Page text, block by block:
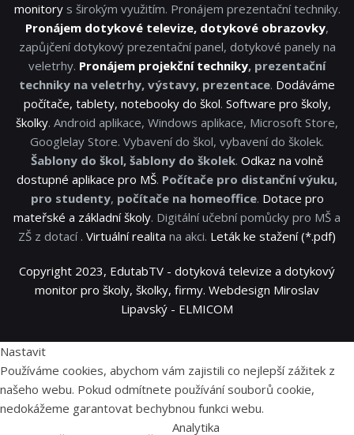
monitorys širokým využitím. Pronájem prezentační techniky.
Pronájem dotykové televize, dotykové obrazovky,
zapůjčení dotykový prezentační panel, dotykové panely na
veletrhy. Pronájem projekční techniky, prezentační
techniky na veletrhy, výstavy, prezentace. Dodáváme
počítače, tablety, notebooky do škol. Software pro školy,
školky. Android aplikace, Windows aplikace, Microsoft Store,
Googlelay Store. Vybavení do škol, vybavení do školek.
Šablony do škol, šablony do školek. Odkaz na volně
dostupné aplikace pro MŠ. Počítače pro distanční výuku,
pro studenty, počítače na homeoffice. Dotace pro
mateřské a základní školy. Digitální učební pomůcky pro MŠ a
ZŠ z dotací . Virtuální realita na akci. Leták ke stažení (*.pdf)
Copyright 2023, EdutabTV - dotyková televize a dotykový
monitor pro školy, školky, firmy. Webdesign Miroslav
Lipavský - ELMICOM
Nastavit
Používáme cookies, abychom vám zajistili co nejlepší zážitek z
našeho webu. Pokud odmítnete používání souborů cookie,
nedokážeme garantovat bechybnou funkci webu.
Analytika